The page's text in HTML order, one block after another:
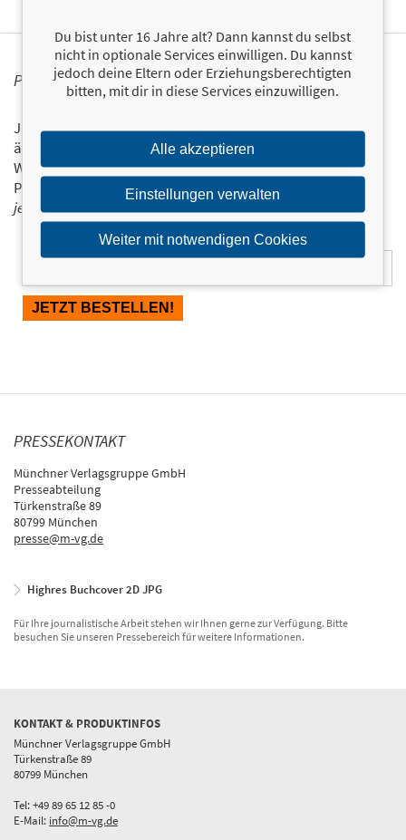
PERSONALISIERTE PRODUKTINFORMATIONEN
Ja, ich will über interessante Neuerscheinungen und
ähnliche Produkte informiert werden.
Wir halten Sie per E-Mail auf dem aktuellen Stand über das
Programm der Münchner Verlagsgruppe.Tragen Sie sich
jetzt ein!
PRESSEKONTAKT
Münchner Verlagsgruppe GmbH
Presseabteilung
Türkenstraße 89
80799 München
presse@m-vg.de
Highres Buchcover 2D JPG
Für Ihre journalistische Arbeit stehen wir Ihnen gerne zur Verfügung. Bitte
besuchen Sie unseren Pressebereich für weitere Informationen.
KONTAKT & PRODUKTINFOS
Münchner Verlagsgruppe GmbH
Türkenstraße 89
80799 München
Tel: +49 89 65 12 85 -0
E-Mail: info@m-vg.de
Du bist unter 16 Jahre alt? Dann kannst du selbst
nicht in optionale Services einwilligen. Du kannst
jedoch deine Eltern oder Erziehungsberechtigten
bitten, mit dir in diese Services einzuwilligen.
Alle akzeptieren
Einstellungen verwalten
Weiter mit notwendigen Cookies